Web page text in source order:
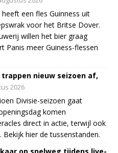
een fles Guinness uit
voor het Britse Dover.
willen het bier graag
Panis meer Guiness-flessen
trappen nieuw seizoen af,
2026
Divisie-seizoen gaat
komen
direct in actie, terwijl ook
hier de tussenstanden.